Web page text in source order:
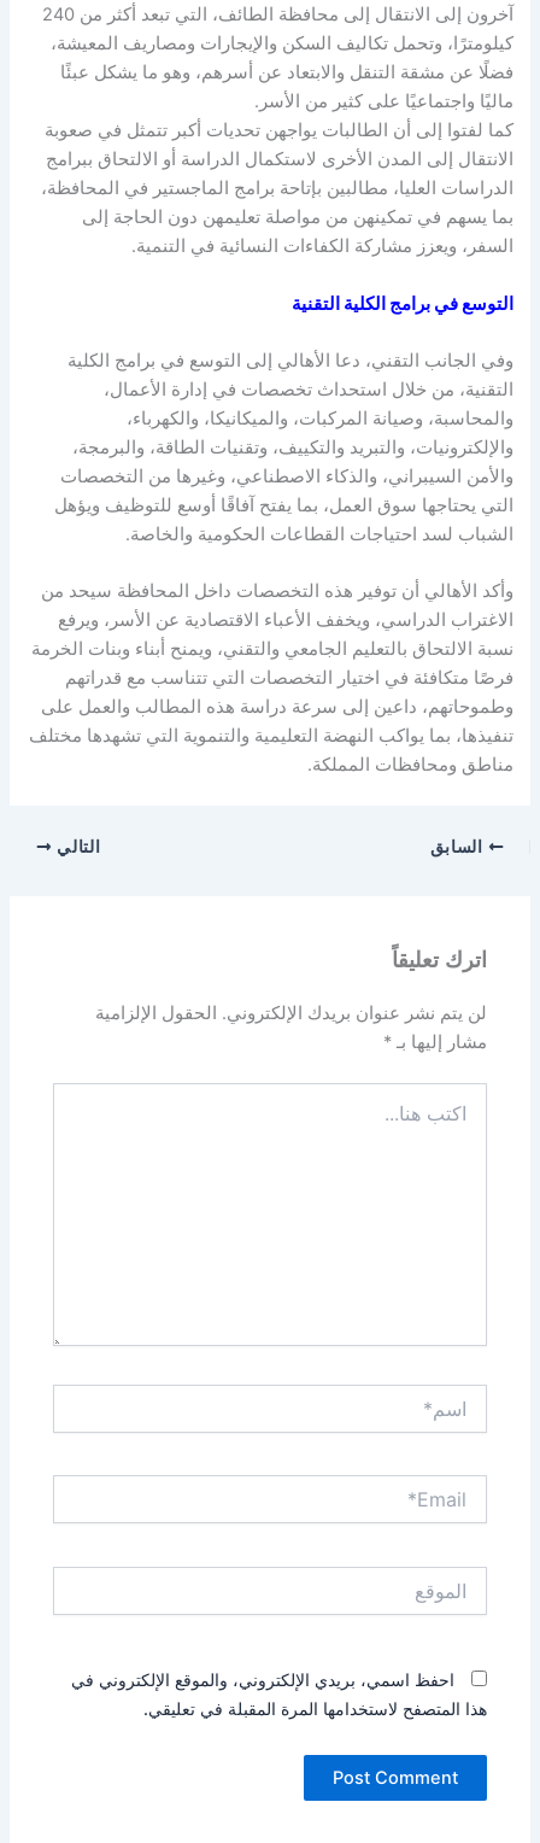
آخرون إلى الانتقال إلى محافظة الطائف، التي تبعد أكثر من 240
كيلومترًا، وتحمل تكاليف السكن والإيجارات ومصاريف المعيشة،
فضلًا عن مشقة التنقل والابتعاد عن أسرهم، وهو ما يشكل عبئًا
ماليًا واجتماعيًا على كثير من الأسر.
كما لفتوا إلى أن الطالبات يواجهن تحديات أكبر تتمثل في صعوبة
الانتقال إلى المدن الأخرى لاستكمال الدراسة أو الالتحاق ببرامج
الدراسات العليا، مطالبين بإتاحة برامج الماجستير في المحافظة،
بما يسهم في تمكينهن من مواصلة تعليمهن دون الحاجة إلى
السفر، ويعزز مشاركة الكفاءات النسائية في التنمية.
التوسع في برامج الكلية التقنية
وفي الجانب التقني، دعا الأهالي إلى التوسع في برامج الكلية
التقنية، من خلال استحداث تخصصات في إدارة الأعمال،
والمحاسبة، وصيانة المركبات، والميكانيكا، والكهرباء،
والإلكترونيات، والتبريد والتكييف، وتقنيات الطاقة، والبرمجة،
والأمن السيبراني، والذكاء الاصطناعي، وغيرها من التخصصات
التي يحتاجها سوق العمل، بما يفتح آفاقًا أوسع للتوظيف ويؤهل
الشباب لسد احتياجات القطاعات الحكومية والخاصة.
وأكد الأهالي أن توفير هذه التخصصات داخل المحافظة سيحد من
الاغتراب الدراسي، ويخفف الأعباء الاقتصادية عن الأسر، ويرفع
نسبة الالتحاق بالتعليم الجامعي والتقني، ويمنح أبناء وبنات الخرمة
فرصًا متكافئة في اختيار التخصصات التي تتناسب مع قدراتهم
وطموحاتهم، داعين إلى سرعة دراسة هذه المطالب والعمل على
تنفيذها، بما يواكب النهضة التعليمية والتنموية التي تشهدها مختلف
مناطق ومحافظات المملكة.
السابق التالي
اترك تعليقاً
لن يتم نشر عنوان بريدك الإلكتروني. الحقول الإلزامية
مشار إليها بـ*
هنا...
احفظ اسمي، بريدي الإلكتروني، والموقع الإلكتروني في
هذا المتصفح لاستخدامها المرة المقبلة في تعليقي.